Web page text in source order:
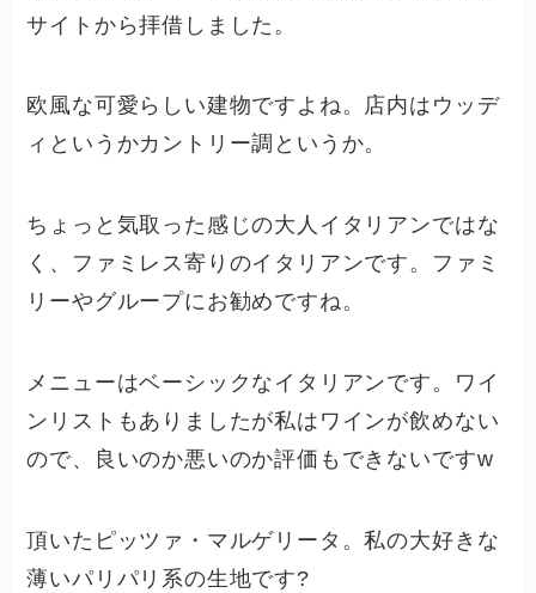
サイトから拝借しました。
欧風な可愛らしい建物ですよね。店内はウッデ
ィというかカントリー調というか。
ちょっと気取った感じの大人イタリアンではな
く、ファミレス寄りのイタリアンです。ファミ
リーやグループにお勧めですね。
メニューはベーシックなイタリアンです。ワイ
ンリストもありましたが私はワインが飲めない
ので、良いのか悪いのか評価もできないですw
頂いたピッツァ・マルゲリータ。私の大好きな
薄いパリパリ系の生地です?